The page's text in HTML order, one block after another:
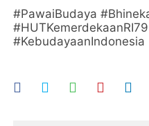
#PawaiBudaya
#KebudayaanIndonesia